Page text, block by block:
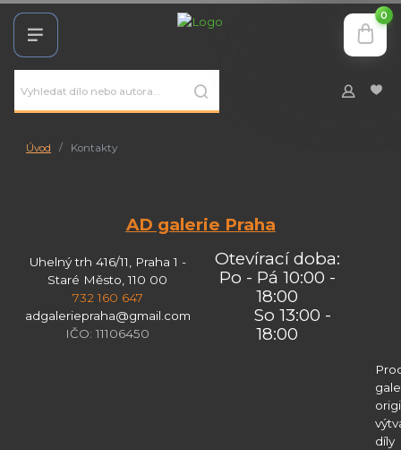
0
Úvod Kontakty
AD galerie Praha
Uhelný trh 416/11, Praha 1 -
Staré Město, 110 00
732 160 647
adgaleriepraha@gmail.com
IČO: 11106450
Otevírací doba:
Po - Pá 10:00 -
18:00
So 13:00 -
18:00
díly